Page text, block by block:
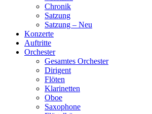
Chronik
Satzung
Satzung – Neu
Konzerte
Auftritte
Orchester
Gesamtes Orchester
Dirigent
Flöten
Klarinetten
Oboe
Saxophone